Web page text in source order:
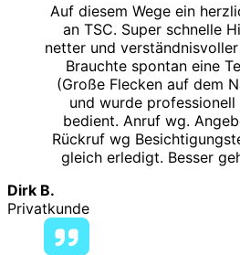
Auf diesem Wege ein
an TSC. Super schnelle
netter und
Brauchte spontan eine
(Große Flecken auf dem
und wurde
bedient. Anruf wg.
Rückruf wg
gleich erledigt. Besser
Dirk B.
Privatkunde